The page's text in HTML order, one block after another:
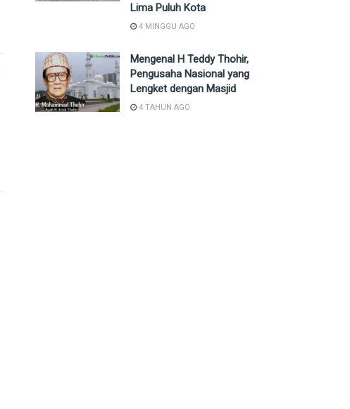
Lima Puluh Kota
4 MINGGU AGO
Mengenal H Teddy Thohir,
Pengusaha Nasional yang
Lengket dengan Masjid
4 TAHUN AGO